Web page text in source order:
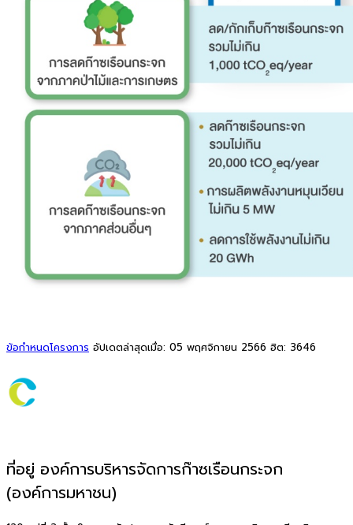
ข้อกำหนดโครงการ อัปเดตล่าสุดเมื่อ: 05 พฤศจิกายน 2566 ฮิต: 3646
ที่อยู่ องค์การบริหารจัดการก๊าซเรือนกระจก
(องค์การมหาชน)